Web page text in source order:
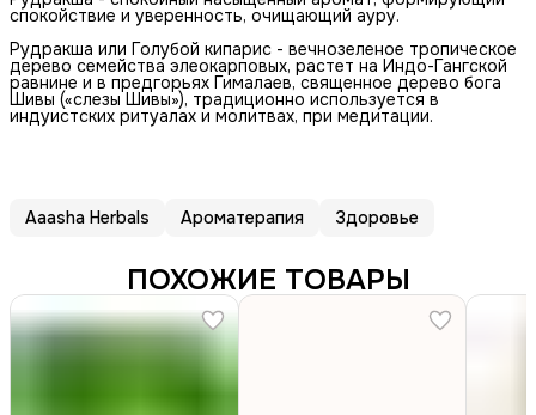
спокойствие и уверенность, очищающий ауру.
Рудракша или Голубой кипарис - вечнозеленое тропическое
дерево семейства элеокарповых, растет на Индо-Гангской
равнине и в предгорьях Гималаев, священное дерево бога
Шивы («слезы Шивы»), традиционно используется в
индуистских ритуалах и молитвах, при медитации.
Aaasha Herbals Ароматерапия Здоровье
ПОХОЖИЕ ТОВАРЫ